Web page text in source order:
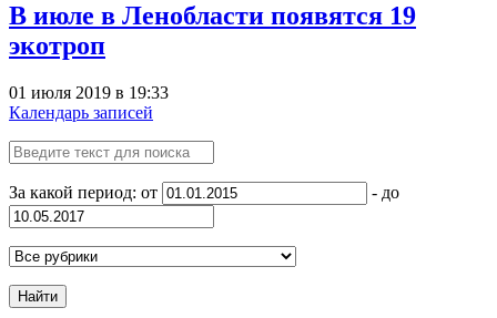
В июле в Леноблaсти появятся 19
экотроп
01 июля 2019 в 19:33
Календарь записей
За какой период: от - до
Найти